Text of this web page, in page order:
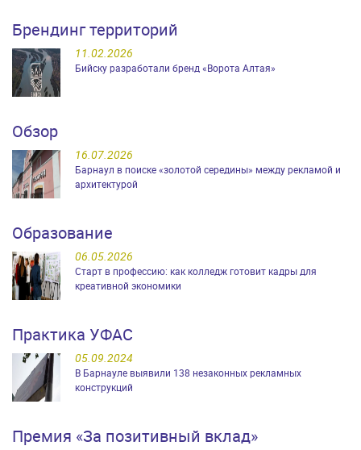
Брендинг территорий
11.02.2026
Бийску разработали бренд «Ворота Алтая»
Обзор
16.07.2026
Барнаул в поиске «золотой середины» между рекламой и
архитектурой
Образование
06.05.2026
Старт в профессию: как колледж готовит кадры для
креативной экономики
Практика УФАС
05.09.2024
В Барнауле выявили 138 незаконных рекламных
конструкций
Премия «За позитивный вклад»